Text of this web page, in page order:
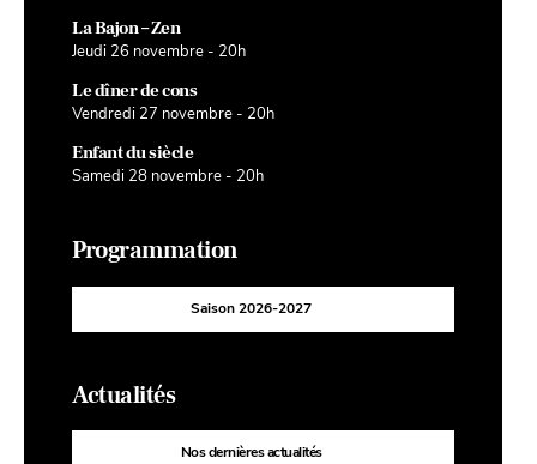
La Bajon – Zen
Jeudi 26 novembre - 20h
Le dîner de cons
Vendredi 27 novembre - 20h
Enfant du siècle
Samedi 28 novembre - 20h
Programmation
Saison 2026-2027
Actualités
Nos dernières actualités